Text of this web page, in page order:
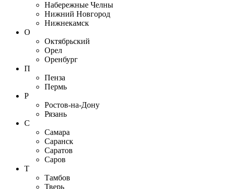
Набережные Челны
Нижний Новгород
Нижнекамск
О
Октябрьский
Орел
Оренбург
П
Пенза
Пермь
Р
Ростов-на-Дону
Рязань
С
Самара
Саранск
Саратов
Саров
Т
Тамбов
Тверь